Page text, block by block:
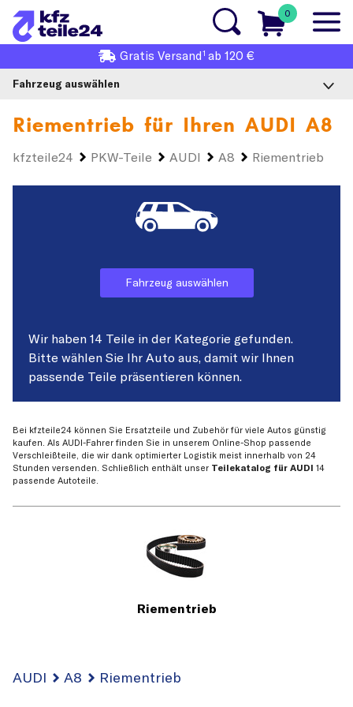
0
Gratis Versand1 ab 120 €
Fahrzeug auswählen
Riementrieb für Ihren AUDI A8
kfzteile24 PKW-Teile AUDI A8 Riementrieb
Fahrzeug auswählen
Wir haben 14 Teile in der Kategorie gefunden.
Bitte wählen Sie Ihr Auto aus, damit wir Ihnen
passende Teile präsentieren können.
Bei kfzteile24 können Sie Ersatzteile und Zubehör für viele Autos günstig
kaufen. Als AUDI-Fahrer finden Sie in unserem Online-Shop passende
Verschleißteile, die wir dank optimierter Logistik meist innerhalb von 24
Stunden versenden. Schließlich enthält unser Teilekatalog für AUDI 14
passende Autoteile.
Riementrieb
AUDI A8 Riementrieb